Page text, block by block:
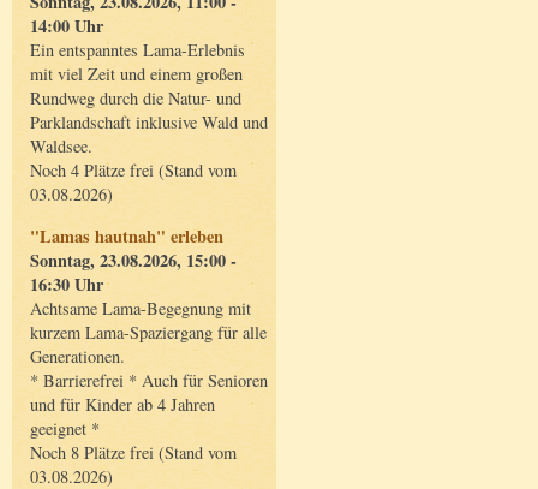
14:00 Uhr
Ein entspanntes Lama-Erlebnis
mit viel Zeit und einem großen
Rundweg durch die Natur- und
Parklandschaft inklusive Wald und
Waldsee.
Noch 4 Plätze frei (Stand vom
03.08.2026)
"Lamas hautnah" erleben
Sonntag, 23.08.2026, 15:00 -
16:30 Uhr
Achtsame Lama-Begegnung mit
kurzem Lama-Spaziergang für alle
Generationen.
* Barrierefrei * Auch für Senioren
und für Kinder ab 4 Jahren
geeignet *
Noch 8 Plätze frei (Stand vom
03.08.2026)